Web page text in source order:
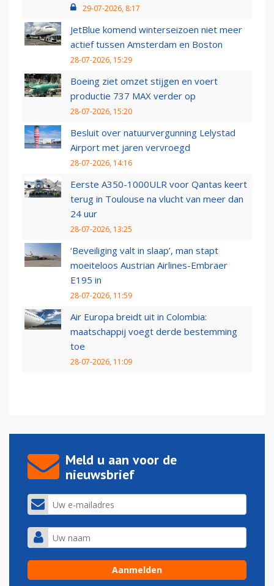
29-07-2026, 8:17
JetBlue komend winterseizoen niet meer
actief tussen Amsterdam en Boston
28-07-2026, 15:29
Boeing ziet omzet stijgen en voert
productie 737 MAX verder op
28-07-2026, 15:20
Besluit over natuurvergunning Lelystad
Airport met jaren vervroegd
28-07-2026, 14:16
Eerste A350-1000ULR voor Qantas keert
terug in Toulouse na vlucht van meer dan
24 uur
28-07-2026, 13:25
‘Beveiliging valt in slaap’, man stapt
moeiteloos Austrian Airlines-Embraer
E195 in
28-07-2026, 11:59
Air Europa breidt uit in Colombia:
maatschappij voegt derde bestemming
toe
28-07-2026, 11:09
Meld u aan voor de
nieuwsbrief